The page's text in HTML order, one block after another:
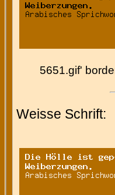
5651.gif'
Weisse Schrift: